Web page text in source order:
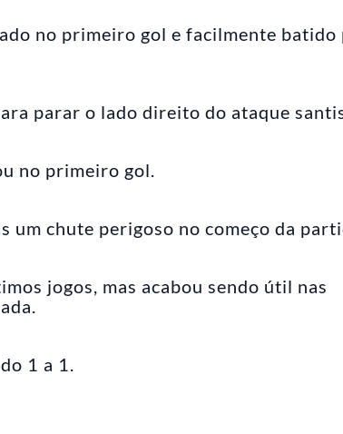
no primeiro gol e facilmente batido
parar o lado direito do ataque
no primeiro gol.
um chute perigoso no começo da
jogos, mas acabou sendo útil nas
1 a 1.